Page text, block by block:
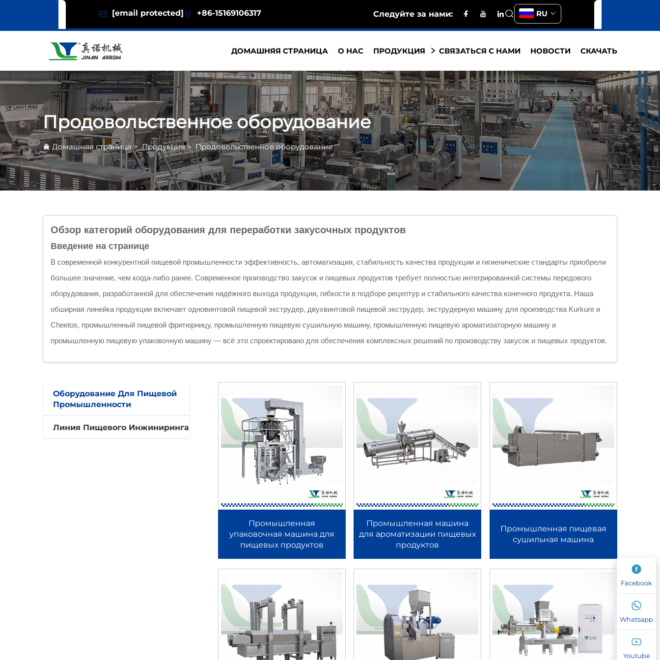
[email protected] +86-15169106317 Следуйте за нами: RU
ДОМАШНЯЯ СТРАНИЦА О НАС ПРОДУКЦИЯ СВЯЗАТЬСЯ С НАМИ НОВОСТИ СКАЧАТЬ
Продовольственное оборудование
Домашняя страница>Продукция>Продовольственное оборудование
Обзор категорий оборудования для переработки закусочных продуктов
Введение на странице
В современной конкурентной пищевой промышленности эффективность, автоматизация, стабильность качества продукции и гигиенические стандарты приобрели
большее значение, чем когда-либо ранее. Современное производство закусок и пищевых продуктов требует полностью интегрированной системы передового
оборудования, разработанной для обеспечения надёжного выхода продукции, гибкости в подборе рецептур и стабильного качества конечного продукта. Наша
обширная линейка продукции включает одновинтовой пищевой экструдер, двухвинтовой пищевой экструдер, экструдерную машину для производства Kurkure и
Cheetos, промышленный пищевой фритюрницу, промышленную пищевую сушильную машину, промышленную пищевую ароматизаторную машину и
промышленную пищевую упаковочную машину — всё это спроектировано для обеспечения комплексных решений по производству закусок и пищевых продуктов.
упакованные готовые к употреблению изделия. Каждая машина изготовлена из материалов, пригодных для контакта с пищевыми продуктами, оснащена
интеллектуальными системами управления и имеет модульную конструкцию, что обеспечивает её адаптацию под различные объёмы производства и требования
От подачи сырья и экструзионного приготовления до жарки, сушки, приправления и окончательной упаковки — данная категория оборудования обеспечивает
комплексное решение для современных пищевых предприятий, стремящихся к высокой производительности, стабильной работе и масштабируемому росту.
Одночервячный пищевой экструдер — это универсальное и экономически эффективное решение для производства расширенных закусок, хлопьев и базовых
экструдированных пищевых продуктов. Конструкция с одним вращающимся червяком обеспечивает стабильную подачу сырья, надежную термообработку и
Благодаря регулируемой скорости вращения червяка, контролю температуры и различным конфигурациям фильер одночервячный пищевой экструдер
обеспечивает однородную текстуру и форму изделий при сохранении высокой эксплуатационной эффективности. Он широко применяется на предприятиях
малого и среднего масштаба благодаря упрощённой конструкции и лёгкому техническому обслуживанию.
Оборудование Для Пищевой
Промышленности
Линия Пищевого Инжиниринга
Промышленная
упаковочная машина для
пищевых продуктов
Промышленная машина
для ароматизации пищевых
продуктов
Промышленная пищевая
сушильная машина
Facebook
Whatsapp
Youtube